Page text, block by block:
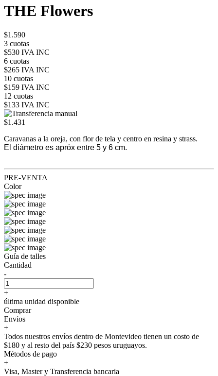
THE Flowers
$1.590
3 cuotas
$530 IVA INC
6 cuotas
$265 IVA INC
10 cuotas
$159 IVA INC
12 cuotas
$133 IVA INC
$1.431
Caravanas a la oreja, con flor de tela y centro en resina y strass.
El diámetro es apróx entre 5 y 6 cm.
PRE-VENTA
Color
Guía de talles
Cantidad
-
+
última unidad disponible
Comprar
Envíos
+
Todos nuestros envíos dentro de Montevideo tienen un costo de
$180 y al resto del país $230 pesos uruguayos.
Métodos de pago
+
Visa, Master y Transferencia bancaria